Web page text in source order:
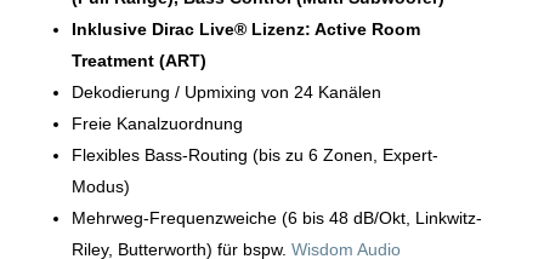
Inklusive Dirac Live® Lizenz: Active Room
Treatment (ART)
Dekodierung / Upmixing von 24 Kanälen
Freie Kanalzuordnung
Flexibles Bass-Routing (bis zu 6 Zonen, Expert-
Modus)
Mehrweg-Frequenzweiche (6 bis 48 dB/Okt, Linkwitz-
Riley, Butterworth) für bspw. Wisdom Audio